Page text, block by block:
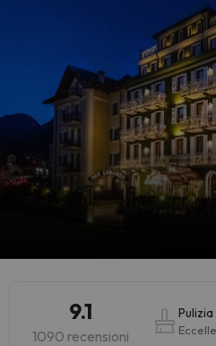
9.1
1090 recensioni
Pulizia